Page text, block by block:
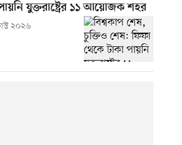
যুক্তরাষ্ট্রের ১১ আয়োজক শহর
২০২৬